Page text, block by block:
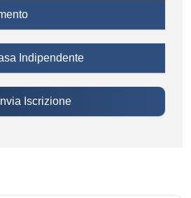
Indipendente
Invia Iscrizione